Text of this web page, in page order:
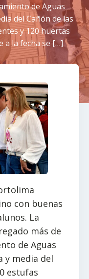
de Aguas
del Cañón de las
y 120 huertas
a la fecha se […]
con buenas
La
más de
de Aguas
y media del
estufas